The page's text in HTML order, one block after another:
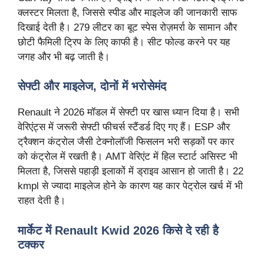
क्लस्टर मिलता है, जिससे स्पीड और माइलेज की जानकारी साफ
दिखाई देती है। 279 लीटर का बूट स्पेस रोज़मर्रा के सामान और
छोटी फैमिली ट्रिप के लिए काफी है। सीट फोल्ड करने पर यह
जगह और भी बढ़ जाती है।
सेफ्टी और माइलेज,दोनों में भरोसेमंद
Renault ने 2026 मॉडल में सेफ्टी पर खास ध्यान दिया है। सभी
वेरिएंट्स में जरूरी सेफ्टी फीचर्स स्टैंडर्ड दिए गए हैं। ESP और
ट्रैक्शन कंट्रोल जैसी टेक्नोलॉजी फिसलन भरी सड़कों पर कार
को कंट्रोल में रखती है। AMT वेरिएंट में हिल स्टार्ट असिस्ट भी
मिलता है, जिससे पहाड़ी इलाकों में ड्राइव आसान हो जाती है। 22
kmpl से ज्यादा माइलेज होने के कारण यह कार पेट्रोल खर्च में भी
राहत देती है।
मार्केट मेंRenault Kwid 2026किसे दे रही है
टक्कर